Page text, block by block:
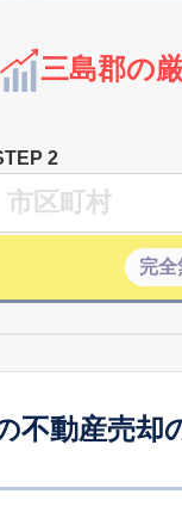
三島郡の
2
完全
不動産売却